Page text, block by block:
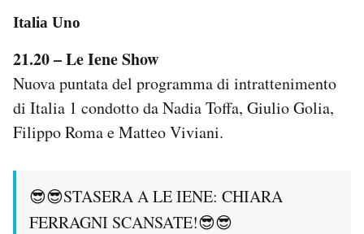
Italia Uno
21.20 – Le Iene Show
Nuova puntata del programma di intrattenimento
di Italia 1 condotto da Nadia Toffa, Giulio Golia,
Filippo Roma e Matteo Viviani.
😎😎STASERA A LE IENE: CHIARA
FERRAGNI SCANSATE!😎😎